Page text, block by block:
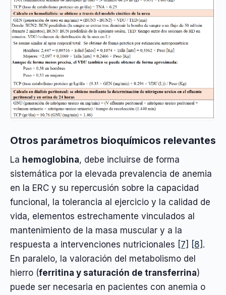
Otros parámetros bioquímicos relevantes
La hemoglobina, debe incluirse de forma
sistemática por la elevada prevalencia de anemia
en la ERC y su repercusión sobre la capacidad
funcional, la tolerancia al ejercicio y la calidad de
vida, elementos estrechamente vinculados al
mantenimiento de la masa muscular y a la
respuesta a intervenciones nutricionales [7] [8] .
En paralelo, la valoración del metabolismo del
hierro (ferritina y saturación de transferrina)
puede ser necesaria en pacientes con anemia o